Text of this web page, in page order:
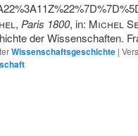
, Paris 1800, in: Michel
der Wissenschaften.
Wissenschaftsgeschichte |